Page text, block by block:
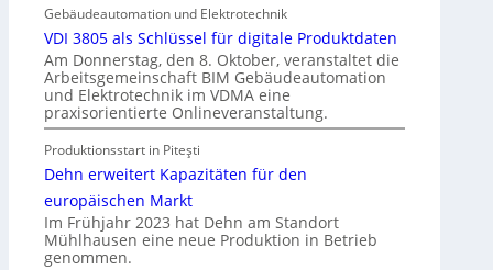
l
e
k
t
r
o
m
o
b
i
l
Gebäudeautomation und Elektrotechnik
VDI 3805 als Schlüssel für digitale Produktdaten
Am Donnerstag, den 8. Oktober, veranstaltet die
Arbeitsgemeinschaft BIM Gebäudeautomation
und Elektrotechnik im VDMA eine
praxisorientierte Onlineveranstaltung.
Produktionsstart in Piteşti
Dehn erweitert Kapazitäten für den
europäischen Markt
Im Frühjahr 2023 hat Dehn am Standort
Mühlhausen eine neue Produktion in Betrieb
genommen.